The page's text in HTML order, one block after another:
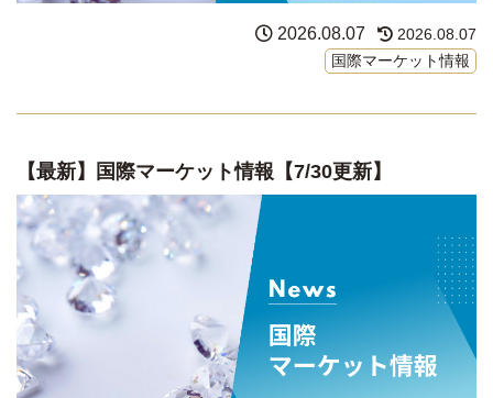
2026.08.07
2026.08.07
国際マーケット情報
【最新】国際マーケット情報【7/30更新】